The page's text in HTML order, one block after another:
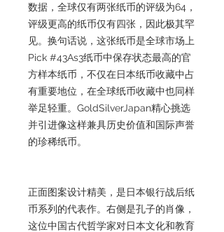
数据，全球仅有两张纸币的评级为64，
评级更高的纸币仅有四张，因此极其罕
见。换句话说，这张纸币是全球市场上
Pick #43As3纸币中保存状态最高的官
方样本纸币，不仅在日本纸币收藏中占
有重要地位，在全球纸币收藏中也同样
举足轻重。GoldSilverJapan精心挑选
并引进像这样兼具历史价值和国际声誉
的珍稀纸币。
正面图案设计精美，是日本银行战后纸
币系列的代表作。右侧是孔子的肖像，
这位中国古代哲学家对日本文化和教育